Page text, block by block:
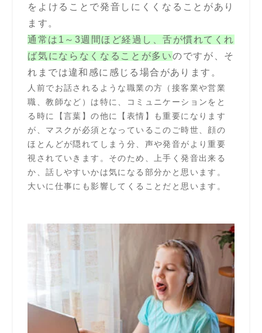
をよけることで発音しにくくなることがあり
ます。
通常は1～3週間ほど経過し、舌が慣れてくれ
ば気にならなくなることが多いのですが、そ
れまでは違和感に感じる場合があります。
人前でお話されるような職業の方（接客業や営業
職、教師など）は特に、
コミュニケーションをと
る時に【言葉】の他に【表情】も重要になります
が、マスクが必須となっているこのご時世、顔の
ほとんどが隠れてしまう分、声や発音がより重要
視されていきます。 そのため、上手く発音出来る
か、話しやすいかは気になる部分かと思います。
大いに仕事にも影響してくることだと思います。